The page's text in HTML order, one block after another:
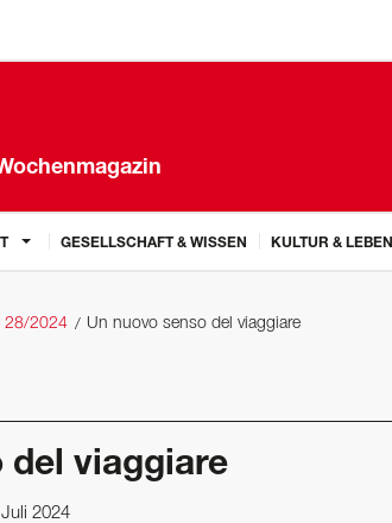
GESELLSCHAFT & WISSEN KULTUR & LEBEN
28/2024 Un nuovo senso del viaggiare
del viaggiare
2024